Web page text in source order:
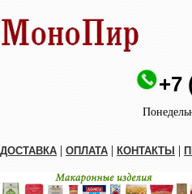
+7
ДОСТАВКА | ОПЛАТА | КОНТАКТЫ |